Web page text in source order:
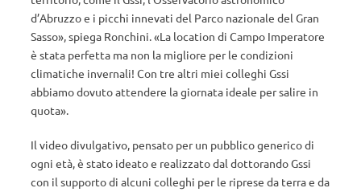
d’Abruzzo e i picchi innevati del Parco nazionale del Gran
Sasso», spiega Ronchini. «La location di Campo Imperatore
è stata perfetta ma non la migliore per le condizioni
climatiche invernali! Con tre altri miei colleghi Gssi
abbiamo dovuto attendere la giornata ideale per salire in
quota».
Il video divulgativo, pensato per un pubblico generico di
ogni età, è stato ideato e realizzato dal dottorando Gssi
con il supporto di alcuni colleghi per le riprese da terra e da